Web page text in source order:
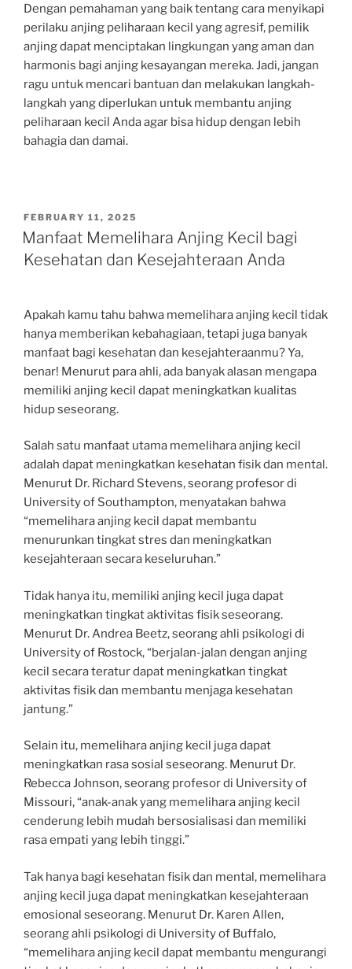
Dengan pemahaman yang baik tentang cara menyikapi
perilaku anjing peliharaan kecil yang agresif, pemilik
anjing dapat menciptakan lingkungan yang aman dan
harmonis bagi anjing kesayangan mereka. Jadi, jangan
ragu untuk mencari bantuan dan melakukan langkah-
langkah yang diperlukan untuk membantu anjing
peliharaan kecil Anda agar bisa hidup dengan lebih
bahagia dan damai.
POSTED
ON
FEBRUARY 11, 2025
Manfaat Memelihara Anjing Kecil bagi
Kesehatan dan Kesejahteraan Anda
Apakah kamu tahu bahwa memelihara anjing kecil tidak
hanya memberikan kebahagiaan, tetapi juga banyak
manfaat bagi kesehatan dan kesejahteraanmu? Ya,
benar! Menurut para ahli, ada banyak alasan mengapa
memiliki anjing kecil dapat meningkatkan kualitas
hidup seseorang.
Salah satu manfaat utama memelihara anjing kecil
adalah dapat meningkatkan kesehatan fisik dan mental.
Menurut Dr. Richard Stevens, seorang profesor di
University of Southampton, menyatakan bahwa
“memelihara anjing kecil dapat membantu
menurunkan tingkat stres dan meningkatkan
kesejahteraan secara keseluruhan.”
Tidak hanya itu, memiliki anjing kecil juga dapat
meningkatkan tingkat aktivitas fisik seseorang.
Menurut Dr. Andrea Beetz, seorang ahli psikologi di
University of Rostock, “berjalan-jalan dengan anjing
kecil secara teratur dapat meningkatkan tingkat
aktivitas fisik dan membantu menjaga kesehatan
jantung.”
Selain itu, memelihara anjing kecil juga dapat
meningkatkan rasa sosial seseorang. Menurut Dr.
Rebecca Johnson, seorang profesor di University of
Missouri, “anak-anak yang memelihara anjing kecil
cenderung lebih mudah bersosialisasi dan memiliki
rasa empati yang lebih tinggi.”
Tak hanya bagi kesehatan fisik dan mental, memelihara
anjing kecil juga dapat meningkatkan kesejahteraan
emosional seseorang. Menurut Dr. Karen Allen,
seorang ahli psikologi di University of Buffalo,
“memelihara anjing kecil dapat membantu mengurangi